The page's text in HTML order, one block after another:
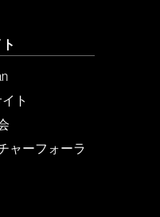
ト
ャーフォーラ